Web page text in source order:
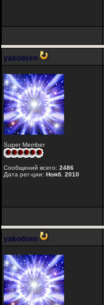
yakodsen
Super Member
Сообщений всего: 2486
Дата рег-ции: Нояб. 2010
yakodsen